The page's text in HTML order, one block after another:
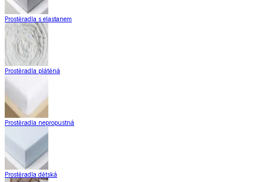
Prostěradla s elastanem
Prostěradla plátěná
Prostěradla nepropustná
Prostěradla dětská